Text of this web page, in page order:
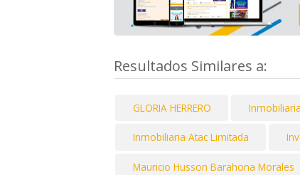
Resultados Similares a:
GLORIA HERRERO
Inmobiliaria Atac Limitada
Mauricio Husson Barahona Morales